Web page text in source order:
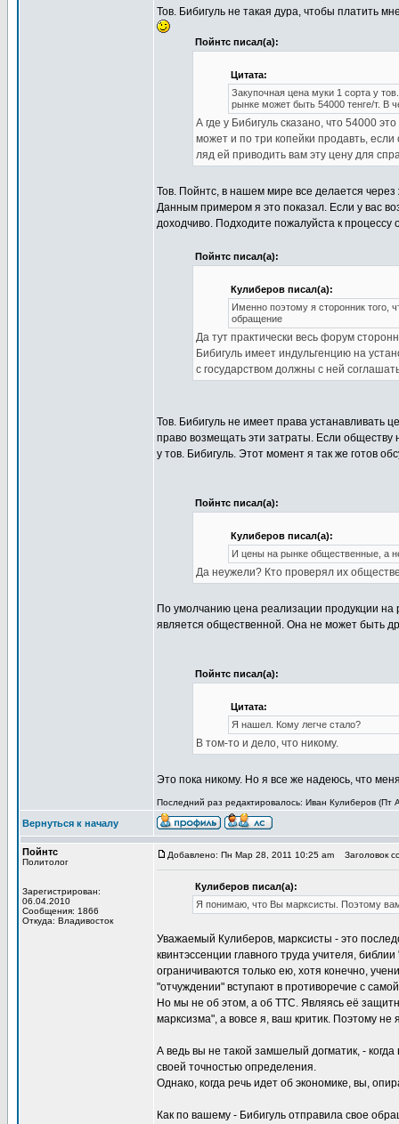
Тов. Бибигуль не такая дура, чтобы платить
Пойнтс писал(а):
Цитата:
Закупочная цена муки 1 сорта у
рынке может быть 54000 тенге/т. В
А где у Бибигуль сказано, что 54000
может и по три копейки продавть,
ляд ей приводить вам эту цену для
Тов. Пойнтс, в нашем мире все делается
Данным примером я это показал. Если у вас
доходчиво. Подходите пожалуйста к
Пойнтс писал(а):
Кулиберов писал(а):
Именно поэтому я сторонник того,
обращение
Да тут практически весь форум
Бибигуль имеет индульгенцию на
с государством должны с ней
Тов. Бибигуль не имеет права устанавливать
право возмещать эти затраты. Если обществу
у тов. Бибигуль. Этот момент я так же готов
Пойнтс писал(а):
Кулиберов писал(а):
И цены на рынке общественные, а
Да неужели? Кто проверял их
По умолчанию цена реализации продукции
является общественной. Она не может быть
Пойнтс писал(а):
Цитата:
Я нашел. Кому легче стало?
В том-то и дело, что никому.
Это пока никому. Но я все же надеюсь, что
Последний раз редактировалось: Иван Кулиберов (Пт
Вернуться к началу
Пойнтс
Политолог
Зарегистрирован:
06.04.2010
Сообщения: 1866
Откуда: Владивосток
Добавлено: Пн Мар 28, 2011 10:25 am Заголовок
Кулиберов писал(а):
Я понимаю, что Вы марксисты. Поэтому
Уважаемый Кулиберов, марксисты - это
квинтэссенции главного труда учителя,
ограничиваются только ею, хотя конечно,
"отчуждении" вступают в противоречие с
Но мы не об этом, а об ТТС. Являясь её
марксизма", а вовсе я, ваш критик. Поэтому
А ведь вы не такой замшелый догматик, -
своей точностью определения.
Однако, когда речь идет об экономике, вы,
Как по вашему - Бибигуль отправила свое